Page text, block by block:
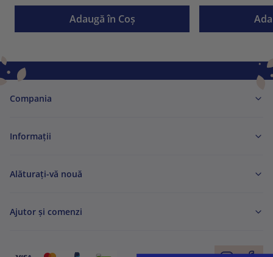
Adaugă în Coş
Compania
Informaţii
Alăturați-vă nouă
Ajutor și comenzi